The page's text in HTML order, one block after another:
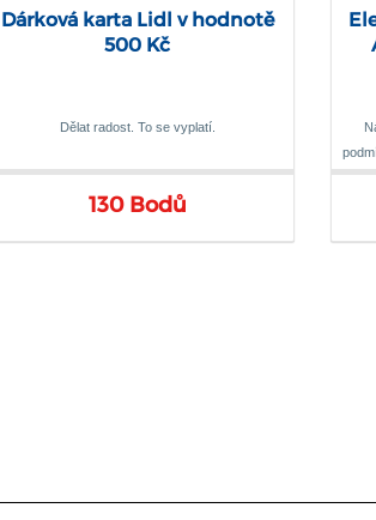
Dárková karta Lidl v hodnotě
500 Kč
Dělat radost. To se vyplatí.
130 Bodů